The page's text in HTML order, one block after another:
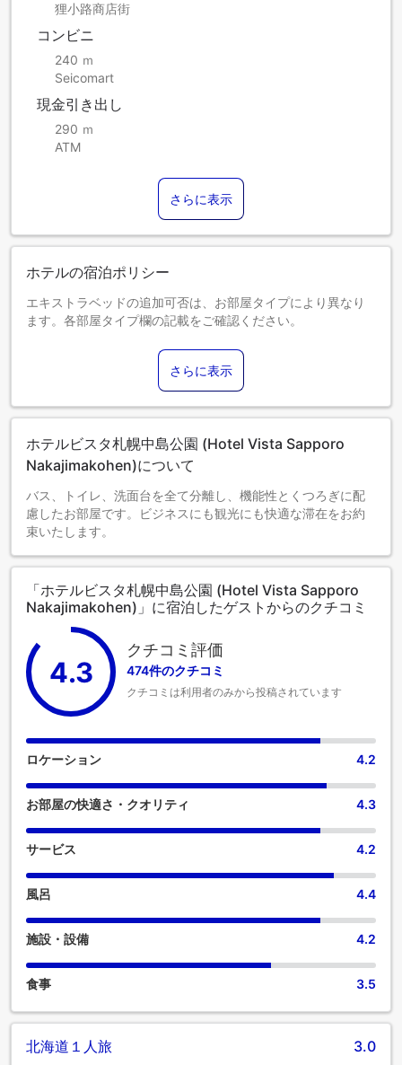
狸小路商店街
コンビニ
240 ｍ
Seicomart
現金引き出し
290 ｍ
ATM
さらに表示
ホテルの宿泊ポリシー
エキストラベッドの追加可否は、お部屋タイプにより異なり
ます。各部屋タイプ欄の記載をご確認ください。
さらに表示
ホテルビスタ札幌中島公園 (Hotel Vista Sapporo
Nakajimakohen)について
バス、トイレ、洗面台を全て分離し、機能性とくつろぎに配
慮したお部屋です。ビジネスにも観光にも快適な滞在をお約
束いたします。
「ホテルビスタ札幌中島公園 (Hotel Vista Sapporo
Nakajimakohen)」に宿泊したゲストからのクチコミ
4.3
クチコミ評価
474件のクチコミ
クチコミは利用者のみから投稿されています
ロケーション 4.2
お部屋の快適さ・クオリティ 4.3
サービス 4.2
風呂 4.4
施設・設備 4.2
食事 3.5
北海道１人旅 3.0